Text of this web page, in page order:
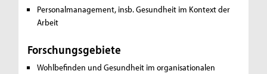
Personalmanagement, insb. Gesundheit im Kontext der
Arbeit
Forschungsgebiete
Wohlbefinden und Gesundheit im organisationalen